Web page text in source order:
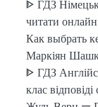
ᐈ ГДЗ
читати онлайн
Как выбрать
Маркіян
ᐈ ГДЗ
клас